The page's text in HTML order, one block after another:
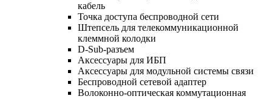
кабель
Точка доступа беспроводной сети
Штепсель для телекоммуникационной
клеммной колодки
D-Sub-разъем
Аксессуары для ИБП
Аксессуары для модульной системы связи
Беспроводной сетевой адаптер
Волоконно-оптическая коммутационная